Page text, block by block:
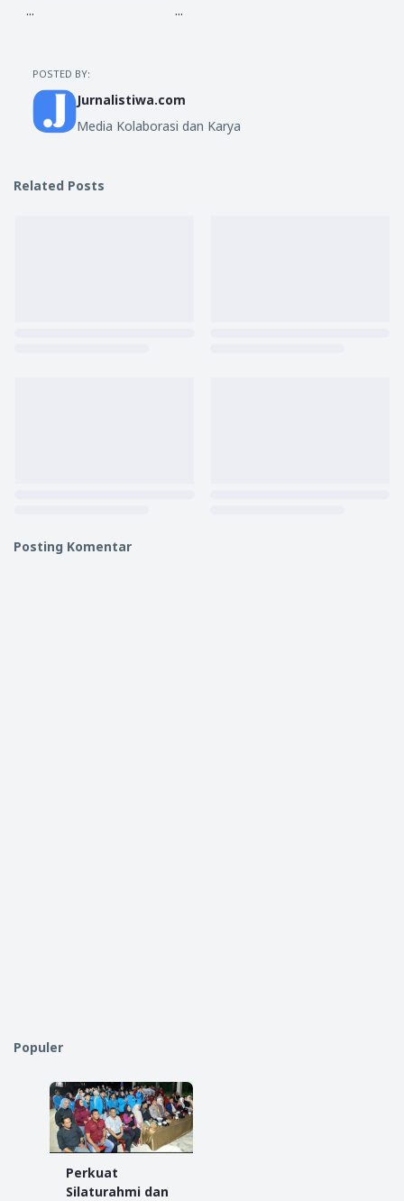
... ...
POSTED BY:
Jurnalistiwa.com
Media Kolaborasi dan Karya
Related Posts
Posting Komentar
Populer
Perkuat
Silaturahmi dan